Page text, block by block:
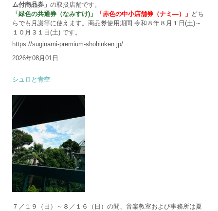
ム付商品券」 の取扱店舗です。
「緑色の共通券（なみすけ)」
「赤色の中小店舗券（ナミ―）」 どち
らでも月謝等に使えます。商品券使用期間 令和８年８月１日(土)～
１０月３１日(土) です。
https://suginami-premium-shohinken.jp/
2026年08月01日
シュロと青空
７／１９（日）～８／１６（日）の間、音楽教室および事務所は夏